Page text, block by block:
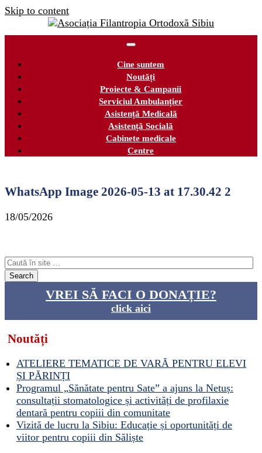
Skip to content
Cine suntem
Noutăți
Proiecte & Campanii
Serviciul Ambulanțier
Asistență Medicală
Asistență Socială
Cabinete medicale
Centre
WhatsApp Image 2026-05-13 at 17.30.42 2
18/05/2026
VREI SĂ FACI O DONAȚIE?
click aici
Noutăți
ATELIERE TEMATICE DE VARĂ PENTRU ELEVI
ȘI PĂRINȚI
Programul „Sănătate pentru Sate” a ajuns la Netuș:
consultații stomatologice și activități de profilaxie
dentară pentru copiii din comunitate
Vizită de lucru la Sibiu: Educație și oportunități de
viitor pentru copiii din Săliște